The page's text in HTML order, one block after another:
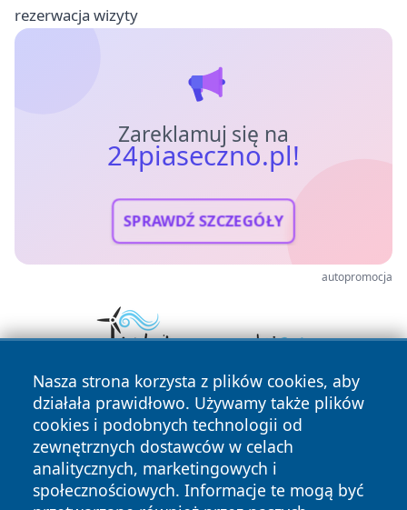
rezerwacja wizyty
Zareklamuj się na
24piaseczno.pl!
SPRAWDŹ SZCZEGÓŁY
autopromocja
Nasza strona korzysta z plików cookies, aby
działała prawidłowo. Używamy także plików
cookies i podobnych technologii od
zewnętrznych dostawców w celach
analitycznych, marketingowych i
społecznościowych. Informacje te mogą być